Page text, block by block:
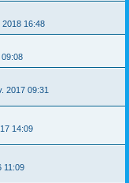
2018 16:48
09:08
2017 09:31
14:09
11:09